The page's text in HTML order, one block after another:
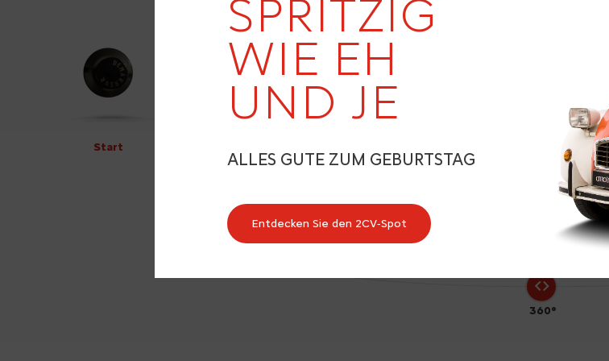
SPRITZIG
WIE EH
UND JE
ALLES GUTE ZUM GEBURTSTAG
Entdecken Sie den 2CV‑Spot
360°
Start